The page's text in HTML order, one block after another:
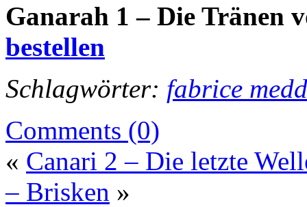
Ganarah 1 – Die Tränen
bestellen
Schlagwörter: fabrice
Comments (0)
« Canari 2 – Die letzte
– Brisken »